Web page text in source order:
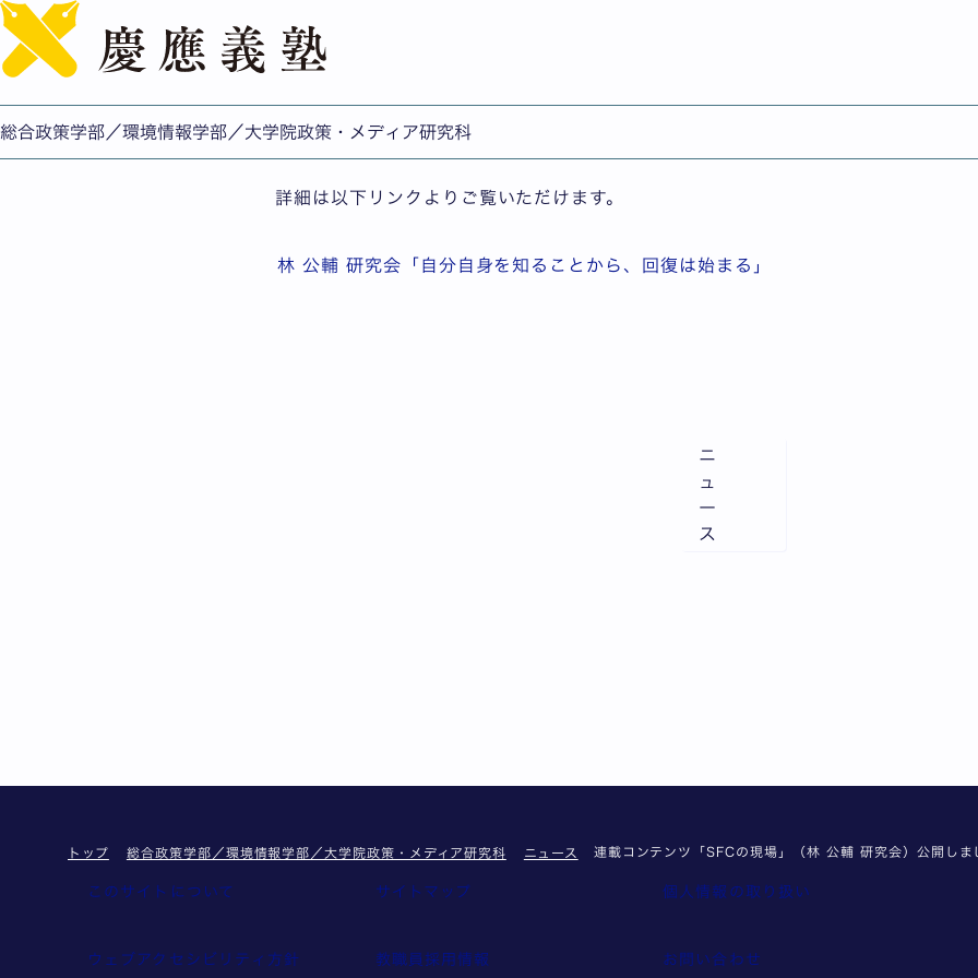
総合政策学部／環境情報学部／大学院政策・メディア研究科
連載コンテンツ「SFCの現場」（林 公輔 研究会）公開しました
詳細は以下リンクよりご覧いただけます。
林 公輔 研究会「自分自身を知ることから、回復は始まる」
ニ
ュ
ー
ス
トップ 総合政策学部／環境情報学部／大学院政策・メディア研究科 ニュース 連載コンテンツ「SFCの現場」（林 公輔 研究会）公開しま
このサイトについて サイトマップ 個人情報の取り扱い
ウェブアクセシビリティ方針 教職員採用情報 お問い合わせ